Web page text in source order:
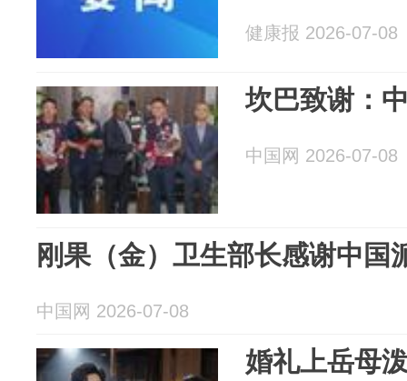
健康报 2026-07-08
坎巴致谢：
中国网 2026-07-08
刚果（金）卫生部长感谢中国
中国网 2026-07-08
婚礼上岳母